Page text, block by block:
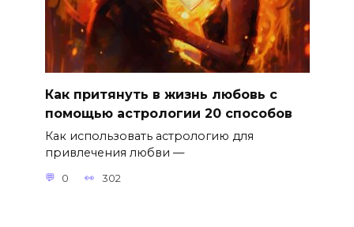
Как притянуть в жизнь любовь с
помощью астрологии 20 способов
Как использовать астрологию для
привлечения любви —
0 302